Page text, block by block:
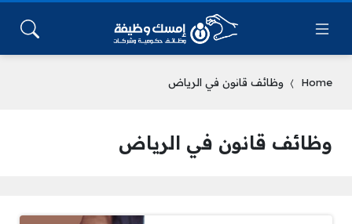
Home وظائف قانون في الرياض
وظائف قانون في الرياض